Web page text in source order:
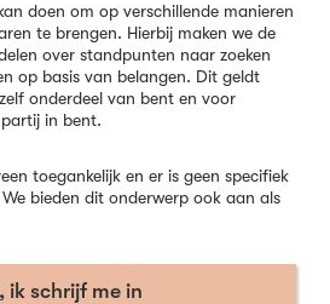
doen om op verschillende manieren
te brengen. Hierbij maken we de
over standpunten naar zoeken
op basis van belangen. Dit geldt
onderdeel van bent en voor
in bent.
toegankelijk en er is geen specifiek
bieden dit onderwerp ook aan als
ik schrijf me in